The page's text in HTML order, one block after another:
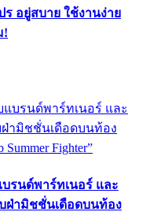
อยู่สบาย ใช้งานง่าย
!
รนด์พาร์ทเนอร์ และ
ฝ่ามิชชั่นเดือดบนท้อง